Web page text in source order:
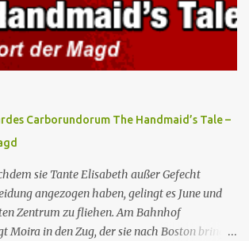
eine Delegation aus Mexiko, um ein für
Handelsabkommen zu unterzeichnen.
konfrontiert Serena mit ihrem Buch „Der
als Manifest von Gilead gilt und einen
ist. June und andere Mägde werden
von Gilead” vorstellt. June nutzt die
unter vier Augen zu sprechen, ...
Carborundorum The Handmaid’s Tale –
sie Tante Elisabeth außer Gefecht
angezogen haben, gelingt es June und
Zentrum zu fliehen. Am Bahnhof
Moira in den Zug, der sie nach Boston bringen